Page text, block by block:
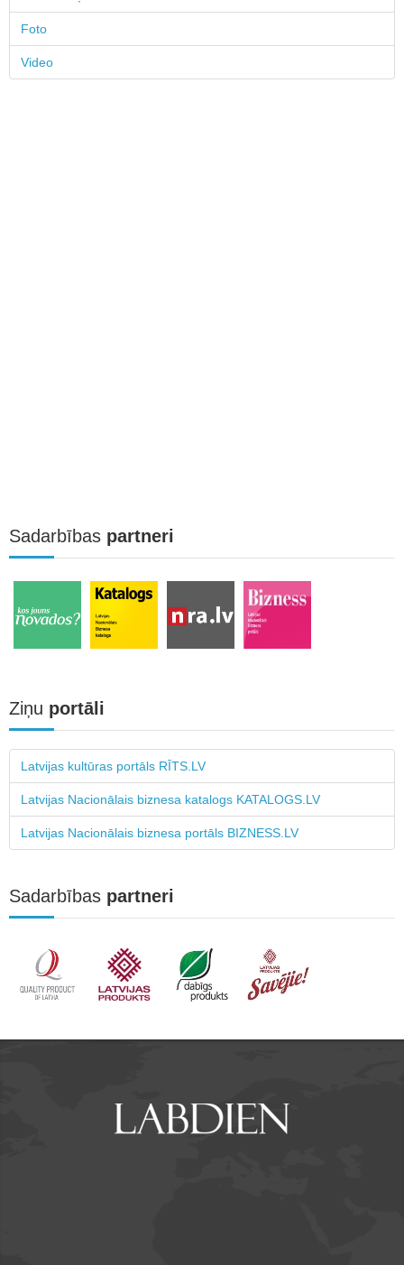
Foto
Video
Sadarbības partneri
Ziņu portāli
Latvijas kultūras portāls RĪTS.LV
Latvijas Nacionālais biznesa katalogs KATALOGS.LV
Latvijas Nacionālais biznesa portāls BIZNESS.LV
Sadarbības partneri